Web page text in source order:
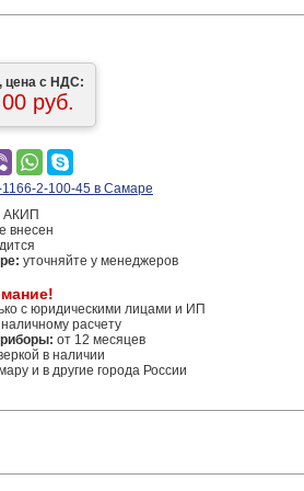
цена с НДС:
руб.
1166-2-100-45 в Самаре
АКИП
внесен
уточняйте у менеджеров
с юридическими лицами и ИП
расчету
от 12 месяцев
в наличии
и в другие города России